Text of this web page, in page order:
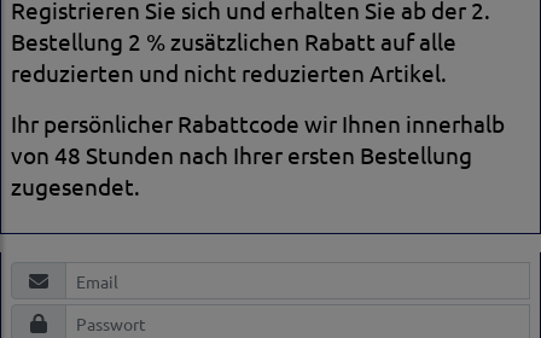
Registrieren Sie sich und erhalten Sie ab der 2.
Bestellung 2 % zusätzlichen Rabatt auf alle
reduzierten und nicht reduzierten Artikel.
Ihr persönlicher Rabattcode wir Ihnen innerhalb
von 48 Stunden nach Ihrer ersten Bestellung
zugesendet.